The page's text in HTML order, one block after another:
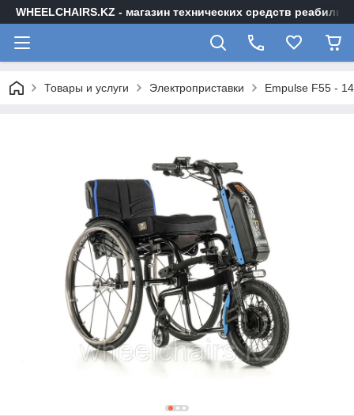
WHEELCHAIRS.KZ - магазин технических средств
Товары и услуги Электроприставки Empulse F55 -